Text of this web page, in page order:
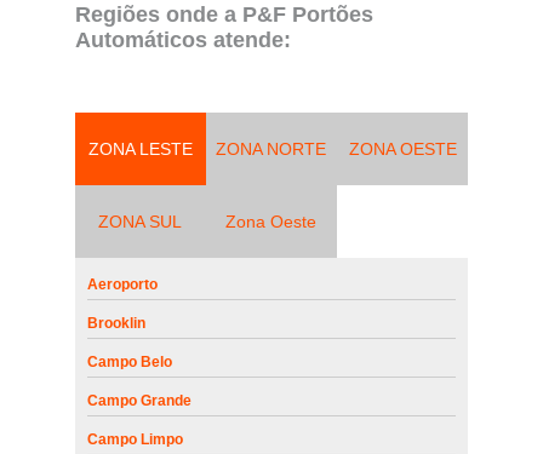
Regiões onde a P&F Portões
Automáticos atende:
ZONA LESTE ZONA NORTE ZONA OESTE
ZONA SUL Zona Oeste
Aeroporto
Brooklin
Campo Belo
Campo Grande
Campo Limpo